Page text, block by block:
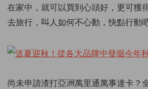
在家中，就可以買到心頭好，更可獲
去旅行，叫人如何不心動，快點行動
尚未申請渣打亞洲萬里通萬事達卡？